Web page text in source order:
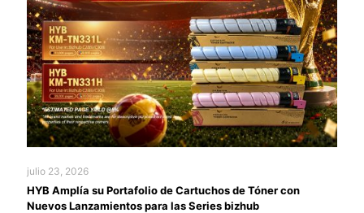
julio 23, 2026
HYB Amplía su Portafolio de Cartuchos de Tóner con
Nuevos Lanzamientos para las Series bizhub